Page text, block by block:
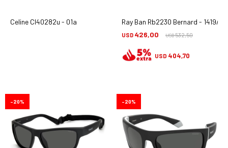
Celine Cl40282u - 01a Ray Ban Rb2230 Bernard - 1419/48
USD 426,00 USD532,50
USD 404,70
20 20